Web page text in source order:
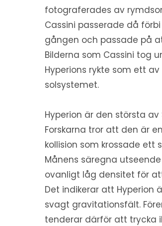
fotograferades av
Cassini passerade då
gången och passade på
Bilderna som Cassini tog
Hyperions rykte som ett
solsystemet.
Hyperion är den största
Forskarna tror att den är
kollision som krossade ett
Månens säregna
ovanligt låg densitet för
Det indikerar att Hyperion
svagt gravitationsfält.
tenderar därför att trycka